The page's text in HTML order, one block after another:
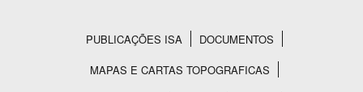
Rodapé
PUBLICAÇÕES ISA
DOCUMENTOS
MAPAS E CARTAS TOPOGRAFICAS